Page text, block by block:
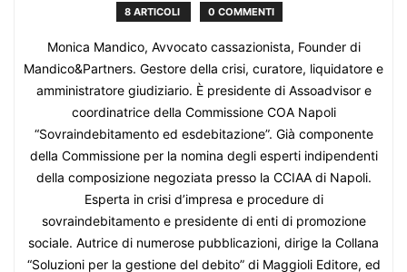
8 ARTICOLI 0 COMMENTI
Monica Mandico, Avvocato cassazionista, Founder di
Mandico&Partners. Gestore della crisi, curatore, liquidatore e
amministratore giudiziario. È presidente di Assoadvisor e
coordinatrice della Commissione COA Napoli
“Sovraindebitamento ed esdebitazione”. Già componente
della Commissione per la nomina degli esperti indipendenti
della composizione negoziata presso la CCIAA di Napoli.
Esperta in crisi d’impresa e procedure di
sovraindebitamento e presidente di enti di promozione
sociale. Autrice di numerose pubblicazioni, dirige la Collana
“Soluzioni per la gestione del debito” di Maggioli Editore, ed